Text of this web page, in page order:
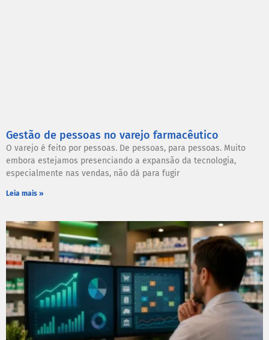
Gestão de pessoas no varejo farmacêutico
O varejo é feito por pessoas. De pessoas, para pessoas. Muito
embora estejamos presenciando a expansão da tecnologia,
especialmente nas vendas, não dá para fugir
Leia mais »